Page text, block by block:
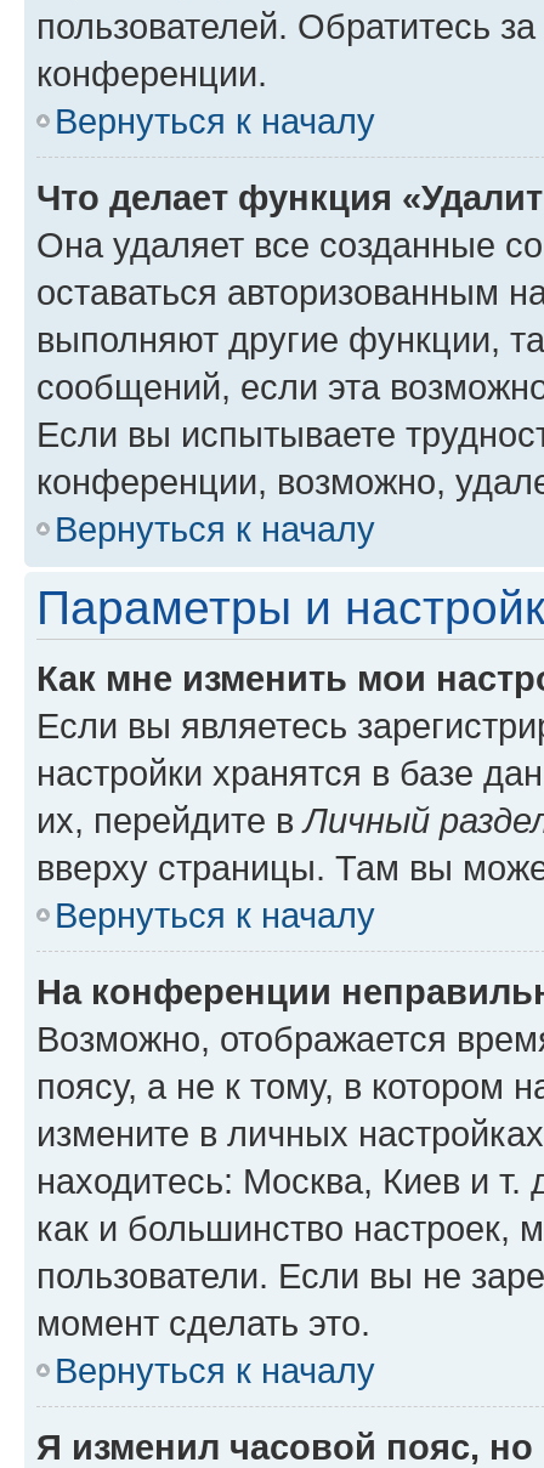
пользователей. Обратитесь
конференции.
Вернуться к началу
Что делает функция
Она удаляет все созданные
оставаться авторизованным
выполняют другие функции,
сообщений, если эта
Если вы испытываете
конференции, возможно,
Вернуться к началу
Параметры и
Как мне изменить мои
Если вы являетесь
настройки хранятся в базе
их, перейдите вЛичный
вверху страницы. Там вы
Вернуться к началу
На конференции
Возможно, отображается
поясу, а не к тому, в котором
измените в личных
находитесь: Москва, Киев и т.
как и большинство настроек,
пользователи. Если вы не
момент сделать это.
Вернуться к началу
Я изменил часовой пояс,